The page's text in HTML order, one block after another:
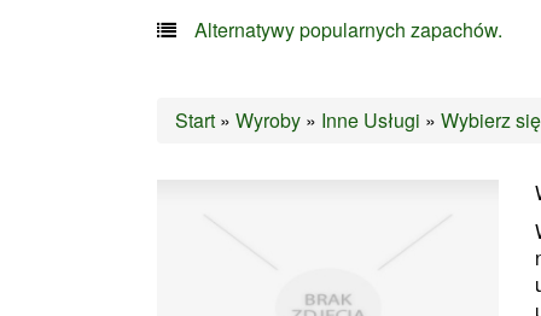
Alternatywy popularnych zapachów.
Start » Wyroby » Inne Usługi » Wybierz